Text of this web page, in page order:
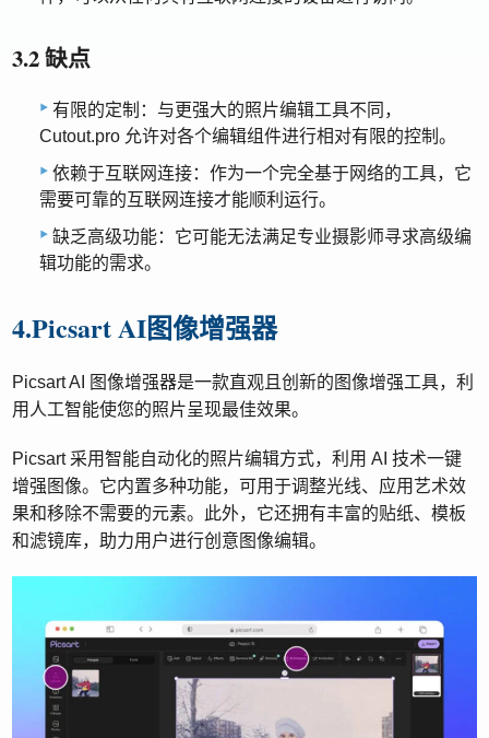
3.2 缺点
有限的定制：与更强大的照片编辑工具不同，
Cutout.pro 允许对各个编辑组件进行相对有限的控制。
依赖于互联网连接：作为一个完全基于网络的工具，它
需要可靠的互联网连接才能顺利运行。
缺乏高级功能：它可能无法满足专业摄影师寻求高级编
辑功能的需求。
4.Picsart AI图像增强器
Picsart AI 图像增强器是一款直观且创新的图像增强工具，利
用人工智能使您的照片呈现最佳效果。
Picsart 采用智能自动化的照片编辑方式，利用 AI 技术一键
增强图像。它内置多种功能，可用于调整光线、应用艺术效
果和移除不需要的元素。此外，它还拥有丰富的贴纸、模板
和滤镜库，助力用户进行创意图像编辑。